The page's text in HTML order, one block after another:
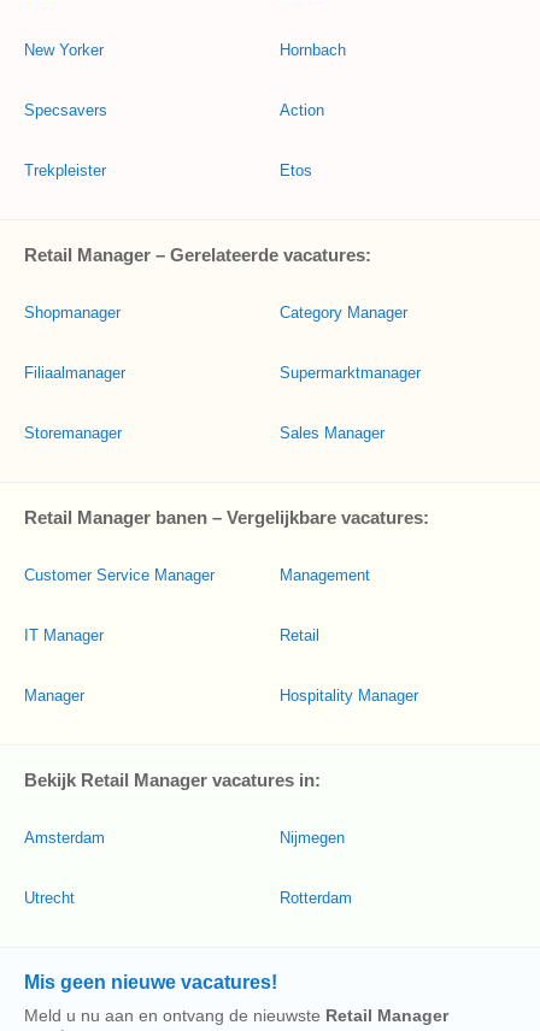
New Yorker
Specsavers
Trekpleister
Hornbach
Action
Etos
Retail Manager – Gerelateerde vacatures:
Shopmanager
Filiaalmanager
Storemanager
Category Manager
Supermarktmanager
Sales Manager
Retail Manager banen – Vergelijkbare vacatures:
Customer Service Manager
IT Manager
Manager
Management
Retail
Hospitality Manager
Bekijk Retail Manager vacatures in:
Amsterdam
Utrecht
Nijmegen
Rotterdam
Mis geen nieuwe vacatures!
Meld u nu aan en ontvang de nieuwste Retail Manager